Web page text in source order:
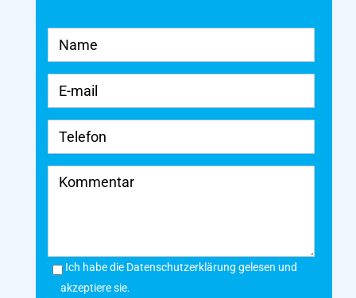
Ich habe die Datenschutzerklärung gelesen und
akzeptiere sie.